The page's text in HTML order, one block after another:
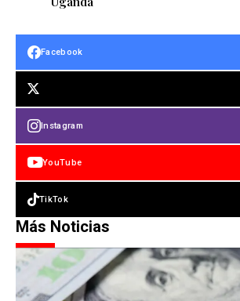
Facebook
Instagram
YouTube
TikTok
Más Noticias